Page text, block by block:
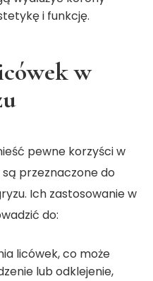
i funkcję.
w
pewne korzyści w
przeznaczone do
Ich zastosowanie w
do:
licówek, co może
lub odklejenie,